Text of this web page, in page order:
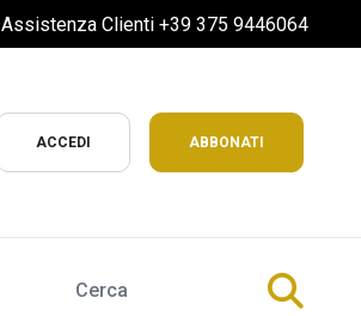
Assistenza Clienti +39 375 9446064
ACCEDI ABBONATI